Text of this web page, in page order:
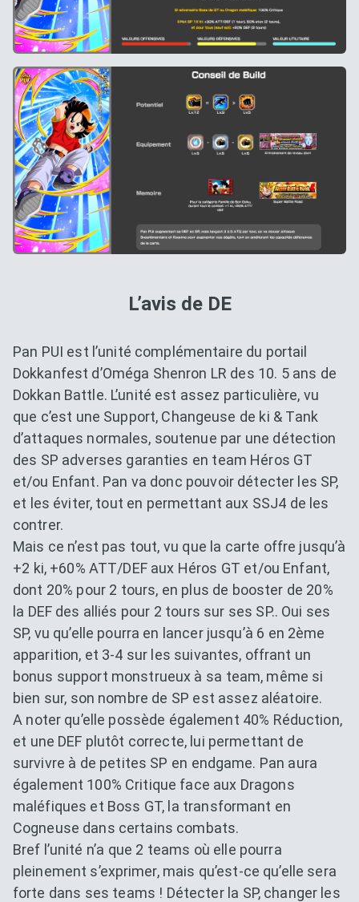
L’avis de DE
Pan PUI est l’unité complémentaire du portail
Dokkanfest d’Oméga Shenron LR des 10. 5 ans de
Dokkan Battle. L’unité est assez particulière, vu
que c’est une Support, Changeuse de ki & Tank
d’attaques normales, soutenue par une détection
des SP adverses garanties en team Héros GT
et/ou Enfant. Pan va donc pouvoir détecter les SP,
et les éviter, tout en permettant aux SSJ4 de les
contrer.
Mais ce n’est pas tout, vu que la carte offre jusqu’à
+2 ki, +60% ATT/DEF aux Héros GT et/ou Enfant,
dont 20% pour 2 tours, en plus de booster de 20%
la DEF des alliés pour 2 tours sur ses SP.. Oui ses
SP, vu qu’elle pourra en lancer jusqu’à 6 en 2ème
apparition, et 3-4 sur les suivantes, offrant un
bonus support monstrueux à sa team, même si
bien sur, son nombre de SP est assez aléatoire.
A noter qu’elle possède également 40% Réduction,
et une DEF plutôt correcte, lui permettant de
survivre à de petites SP en endgame. Pan aura
également 100% Critique face aux Dragons
maléfiques et Boss GT, la transformant en
Cogneuse dans certains combats.
Bref l’unité n’a que 2 teams où elle pourra
pleinement s’exprimer, mais qu’est-ce qu’elle sera
forte dans ses teams ! Détecter la SP, changer les